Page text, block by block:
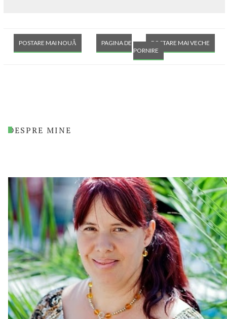
POSTARE MAI NOUĂ POSTARE MAI VECHE
PAGINA DE
PORNIRE
DESPRE MINE